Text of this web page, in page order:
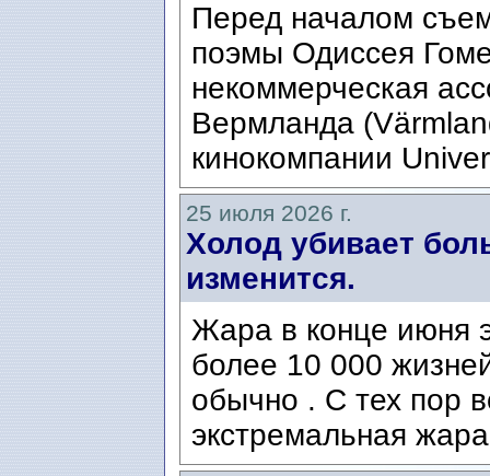
Перед началом
поэмы Одиссея
некоммерческая
Вермланда
кинокомпании
25 июля 2026 г.
Холод убивает
изменится.
Жара в конце июня
более 10 000
обычно . С тех пор
экстремальная